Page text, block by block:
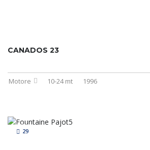
CANADOS 23
Motore 10-24 mt 1996
29